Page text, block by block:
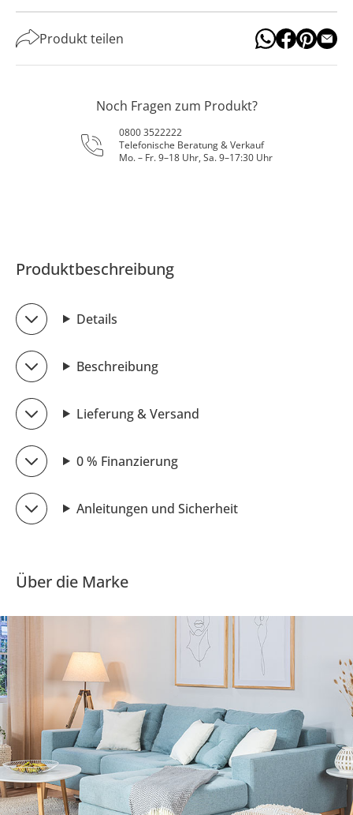
Produkt teilen
Noch Fragen zum Produkt?
0800 3522222
Telefonische Beratung & Verkauf
Mo. – Fr. 9–18 Uhr, Sa. 9–17:30 Uhr
Produktbeschreibung
Details
Beschreibung
Lieferung & Versand
0 % Finanzierung
Anleitungen und Sicherheit
Über die Marke